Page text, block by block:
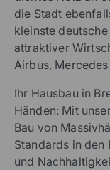
die Stadt
kleinste
attraktiver
Airbus,
Ihr Hausbau in
Händen: Mit
Bau von
Standards in den
und